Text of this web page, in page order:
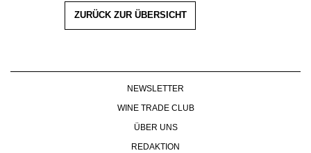
ZURÜCK ZUR ÜBERSICHT
NEWSLETTER
WINE TRADE CLUB
ÜBER UNS
REDAKTION